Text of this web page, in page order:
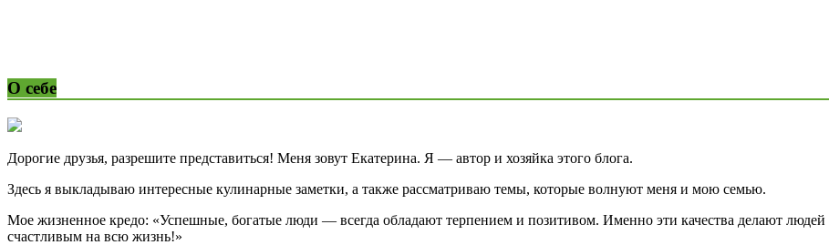
О себе
Дорогие друзья, разрешите представиться! Меня зовут Екатерина. Я — автор и хозяйка этого блога.
Здесь я выкладываю интересные кулинарные заметки, а также рассматриваю темы, которые волнуют меня и мою семью.
Мое жизненное кредо: «Успешные, богатые люди — всегда обладают терпением и позитивом. Именно эти качества делают
счастливым на всю жизнь!»